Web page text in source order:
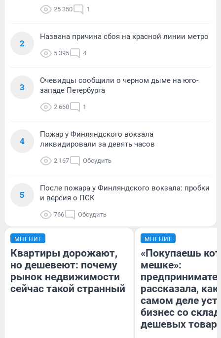
25 350 1
2
Названа причина сбоя на красной линии метро
5 395 4
3
Очевидцы сообщили о черном дыме на юго-
западе Петербурга
2 660 1
4
Пожар у Финляндского вокзала
ликвидировали за девять часов
2 167 Обсудить
5
После пожара у Финляндского вокзала: пробки
и версия о ПСК
766 Обсудить
МНЕНИЕ
Квартиры дорожают,
но дешевеют: почему
рынок недвижимости
сейчас такой странный
МНЕНИЕ
«Покупаешь
мешке»:
рассказала, как
самом деле
бизнес со
дешевых